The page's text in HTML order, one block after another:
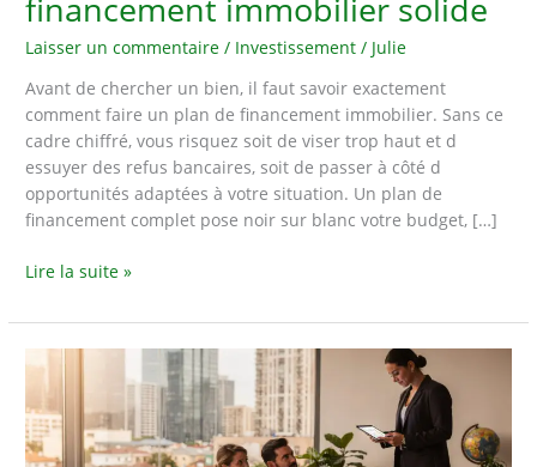
Laisser un commentaire / Investissement / Julie
Avant de chercher un bien, il faut savoir exactement
comment faire un plan de financement immobilier. Sans ce
cadre chiffré, vous risquez soit de viser trop haut et d
essuyer des refus bancaires, soit de passer à côté d
opportunités adaptées à votre situation. Un plan de
financement complet pose noir sur blanc votre budget, […]
Comment
un
plan
financement
immobilier
solide
Lire la suite »